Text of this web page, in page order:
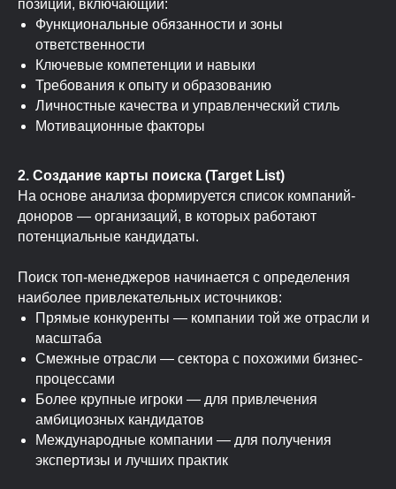
позиции, включающий:
Функциональные обязанности и зоны
ответственности
Ключевые компетенции и навыки
Требования к опыту и образованию
Личностные качества и управленческий стиль
Мотивационные факторы
2. Создание карты поиска (Target List)
На основе анализа формируется список компаний-
доноров — организаций, в которых работают
потенциальные кандидаты.
Поиск топ-менеджеров начинается с определения
наиболее привлекательных источников:
Прямые конкуренты — компании той же отрасли и
масштаба
Смежные отрасли — сектора с похожими бизнес-
процессами
Более крупные игроки — для привлечения
амбициозных кандидатов
Международные компании — для получения
экспертизы и лучших практик
Критерии оценки
топ-менеджеров